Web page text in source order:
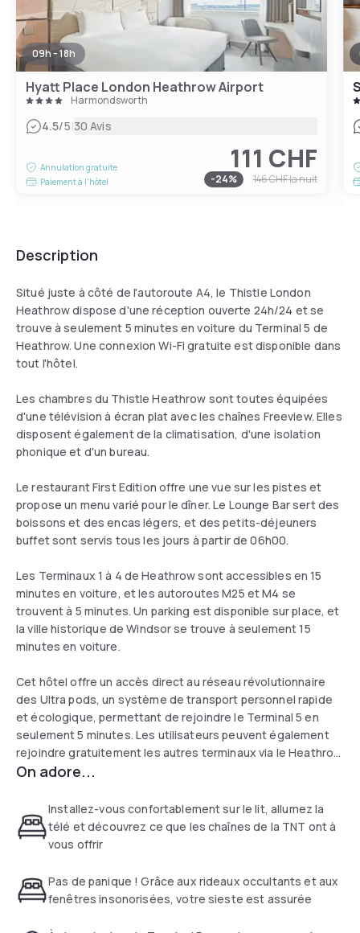
09h - 18h
Hyatt Place London Heathrow Airport
Harmondsworth
4.5/5|30 Avis
Annulation gratuite
Paiement à l'hôtel
111 CHF
-24% 146 CHFla nuit
Description
Situé juste à côté de l'autoroute A4, le Thistle London
Heathrow dispose d'une réception ouverte 24h/24 et se
trouve à seulement 5 minutes en voiture du Terminal 5 de
Heathrow. Une connexion Wi-Fi gratuite est disponible dans
tout l'hôtel.
Les chambres du Thistle Heathrow sont toutes équipées
d'une télévision à écran plat avec les chaînes Freeview. Elles
disposent également de la climatisation, d'une isolation
phonique et d'un bureau.
Le restaurant First Edition offre une vue sur les pistes et
propose un menu varié pour le dîner. Le Lounge Bar sert des
boissons et des encas légers, et des petits-déjeuners
buffet sont servis tous les jours à partir de 06h00.
Les Terminaux 1 à 4 de Heathrow sont accessibles en 15
minutes en voiture, et les autoroutes M25 et M4 se
trouvent à 5 minutes. Un parking est disponible sur place, et
la ville historique de Windsor se trouve à seulement 15
minutes en voiture.
Cet hôtel offre un accès direct au réseau révolutionnaire
des Ultra pods, un système de transport personnel rapide
et écologique, permettant de rejoindre le Terminal 5 en
seulement 5 minutes. Les utilisateurs peuvent également
rejoindre gratuitement les autres terminaux via le Heathrow
Express.
On adore...
Installez-vous confortablement sur le lit, allumez la
télé et découvrez ce que les chaînes de la TNT ont à
vous offrir
Pas de panique ! Grâce aux rideaux occultants et aux
fenêtres insonorisées, votre sieste est assurée